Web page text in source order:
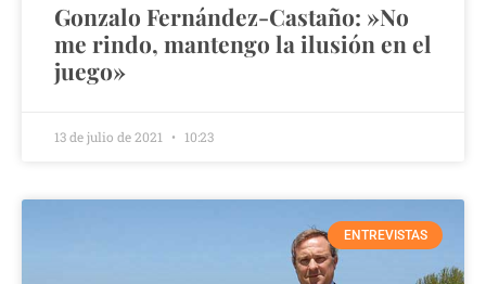
Gonzalo Fernández-Castaño: »No
me rindo, mantengo la ilusión en el
juego»
13 de julio de 2021 10:23
ENTREVISTAS